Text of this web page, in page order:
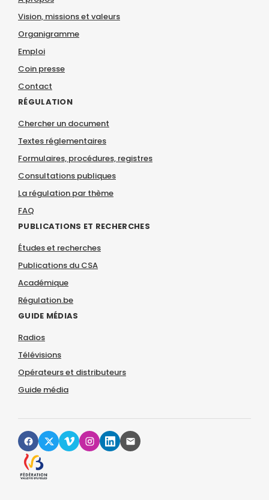
Vision, missions et valeurs
Organigramme
Emploi
Coin presse
Contact
RÉGULATION
Chercher un document
Textes réglementaires
Formulaires, procédures, registres
Consultations publiques
La régulation par thème
FAQ
PUBLICATIONS ET RECHERCHES
Études et recherches
Publications du CSA
Académique
Régulation.be
GUIDE MÉDIAS
Radios
Télévisions
Opérateurs et distributeurs
Guide média